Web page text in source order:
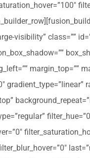
visibility” class=””
margin_top=””
gradient_type=”linear”